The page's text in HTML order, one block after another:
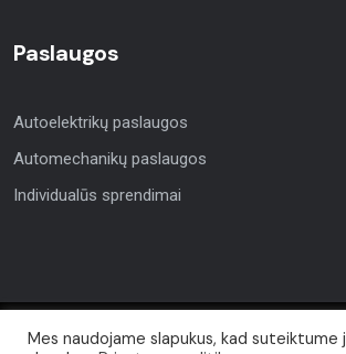
Paslaugos
Autoelektrikų paslaugos
Automechanikų paslaugos
Individualūs sprendimai
Autorių teisės © 2021. Visos teisės
Mes naudojame slapukus, kad